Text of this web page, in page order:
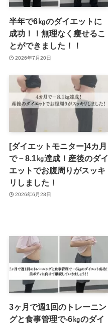
半年で6㎏のダイエットに
成功！！無理なく瘦せるこ
とができました！！
2026年7月20日
[ダイエットモニター]4カ月
で－8.1㎏達成！産後のダイ
エットでお腹周りがスッキ
リしました！
2026年6月28日
3ヶ月で週1回のトレーニン
グと食事管理で-6㎏のダイ